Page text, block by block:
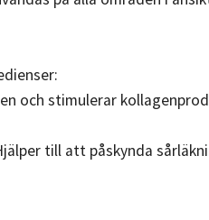
och stimulerar
till att påskynda